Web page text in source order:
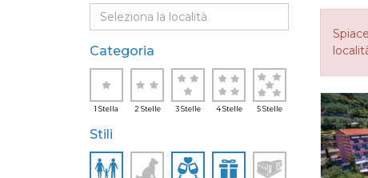
Categoria
1 Stella 2 Stelle 3 Stelle 4 Stelle 5 Stelle
Stili